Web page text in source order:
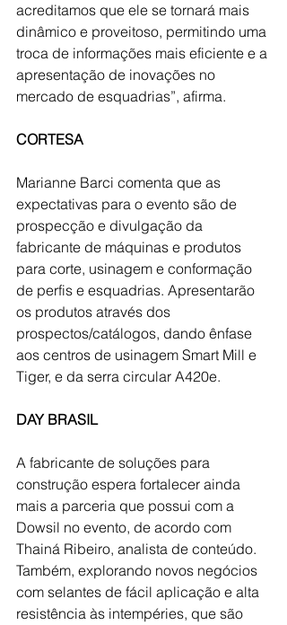
acreditamos que ele se tornará mais
dinâmico e proveitoso, permitindo uma
troca de informações mais eficiente e a
apresentação de inovações no
mercado de esquadrias”, afirma.
CORTESA
Marianne Barci comenta que as
expectativas para o evento são de
prospecção e divulgação da
fabricante de máquinas e produtos
para corte, usinagem e conformação
de perfis e esquadrias. Apresentarão
os produtos através dos
prospectos/catálogos, dando ênfase
aos centros de usinagem Smart Mill e
Tiger, e da serra circular A420e.
DAY BRASIL
A fabricante de soluções para
construção espera fortalecer ainda
mais a parceria que possui com a
Dowsil no evento, de acordo com
Thainá Ribeiro, analista de conteúdo.
Também, explorando novos negócios
com selantes de fácil aplicação e alta
resistência às intempéries, que são